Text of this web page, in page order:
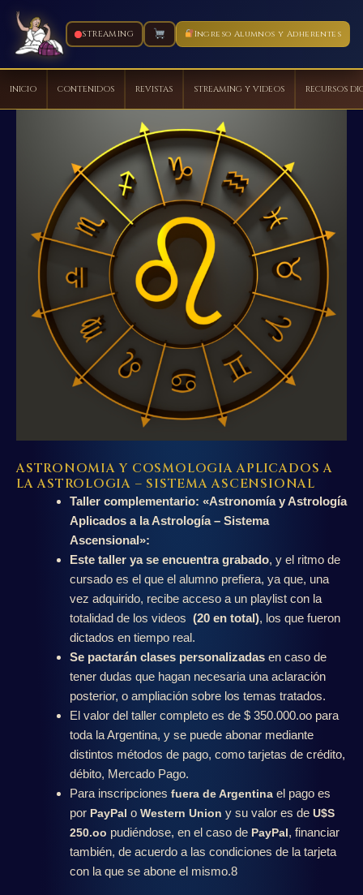
STREAMING Ingreso Alumnos y Adherentes
INICIO CONTENIDOS REVISTAS STREAMING Y VIDEOS RECURSOS
ASTRONOMIA Y COSMOLOGIA APLICADOS A
LA ASTROLOGIA – SISTEMA ASCENSIONAL
Taller complementario: «Astronomía y Astrología
Aplicados a la Astrología – Sistema
Ascensional»:
Este taller ya se encuentra grabado, y el ritmo de
cursado es el que el alumno prefiera, ya que, una
vez adquirido, recibe acceso a un playlist con la
totalidad de los videos (20 en total), los que fueron
dictados en tiempo real.
Se pactarán clases personalizadasen caso de
tener dudas que hagan necesaria una aclaración
posterior, o ampliación sobre los temas tratados.
El valor del taller completo es de $ 350.000.oo para
toda la Argentina, y se puede abonar mediante
distintos métodos de pago, como tarjetas de crédito,
débito, Mercado Pago.
Para inscripciones fuera de Argentinael pago es
por PayPal o Western Union y su valor es de U$S
250.oo pudiéndose, en el caso de PayPal, financiar
también, de acuerdo a las condiciones de la tarjeta
con la que se abone el mismo.8